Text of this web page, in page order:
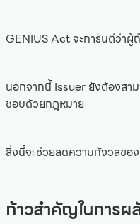
GENIUS Act จะการันตีว่าผู้
นอกจากนี้ Issuer ยังต้องสา
ชอบด้วยกฎหมาย
สิ่งนี้จะช่วยลดความกังวลขอ
ก้าวสำคัญในการผ